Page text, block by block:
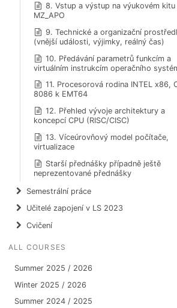
8. Vstup a výstup na výukovém kitu
MZ_APO
9. Technické a organizační
(vnější události, výjimky, reálný čas)
10. Předávání parametrů funkcím a
virtuálním instrukcím operačního
11. Procesorová rodina INTEL x86,
8086 k EMT64
12. Přehled vývoje architektury a
koncepcí CPU (RISC/CISC)
13. Víceúrovňový model počítače,
virtualizace
Starší přednášky případně ještě
neprezentované přednášky
Semestrální práce
Učitelé zapojení v LS 2023
Cvičení
ALL COURSES
Summer 2025 / 2026
Winter 2025 / 2026
Summer 2024 / 2025